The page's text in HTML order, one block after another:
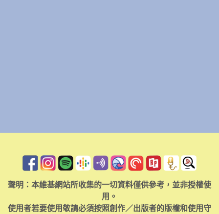
聲明：本維基網站所收集的一切資料僅供參考，並非授權使
用。
使用者若要使用敬請必須按照創作／出版者的版權和使用守